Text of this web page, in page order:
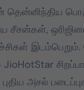
சீசன்கள்,
இடம்பெறும்.
புதிய அசல்
இன்றி
பயணிக்கும்